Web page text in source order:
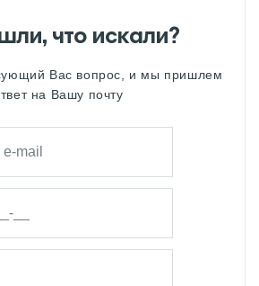
что искали?
Вас вопрос, и мы пришлем
на Вашу почту